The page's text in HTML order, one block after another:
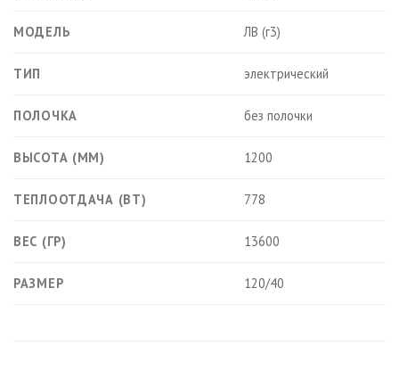
МОДЕЛЬ ЛВ (г3)
ТИП электрический
ПОЛОЧКА без полочки
ВЫСОТА (ММ) 1200
ТЕПЛООТДАЧА (ВТ) 778
ВЕС (ГР) 13600
РАЗМЕР 120/40